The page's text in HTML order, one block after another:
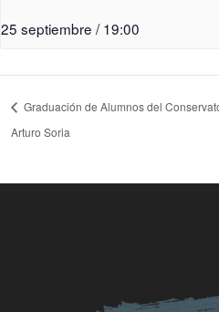
25 septiembre / 19:00
Graduación de Alumnos del
Arturo Soria